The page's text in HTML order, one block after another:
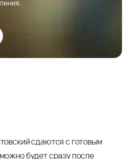
сдаются с готовым
будет сразу после